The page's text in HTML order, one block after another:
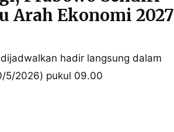
Arah Ekonomi 2027
hadir langsung dalam
5/2026) pukul 09.00